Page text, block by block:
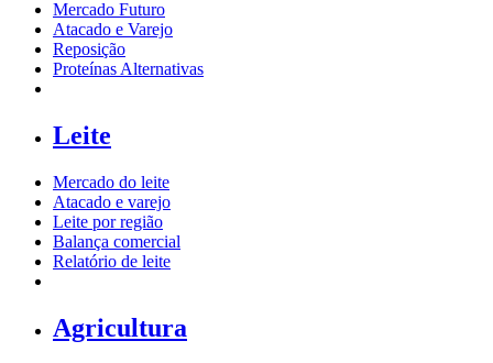
Mercado Futuro
Atacado e Varejo
Reposição
Proteínas Alternativas
Leite
Mercado do leite
Atacado e varejo
Leite por região
Balança comercial
Relatório de leite
Agricultura